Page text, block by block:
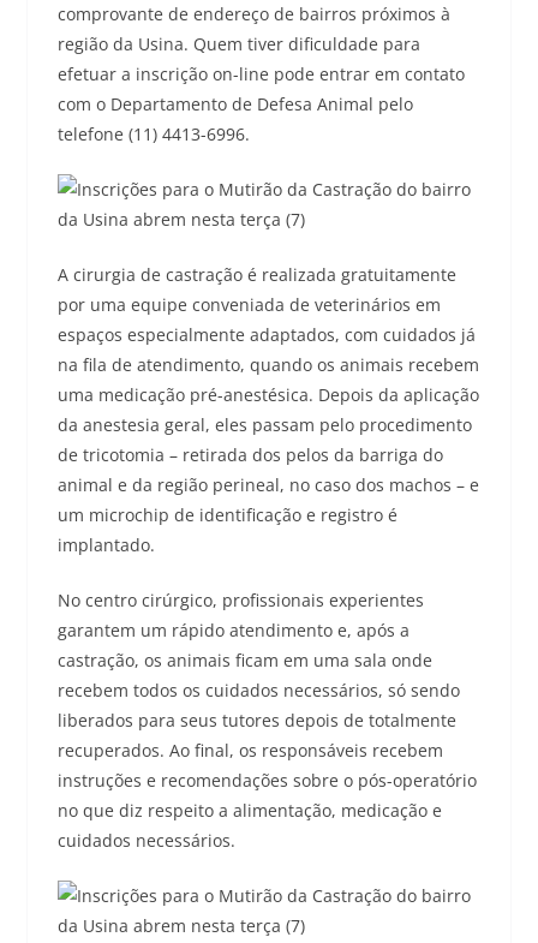
comprovante de endereço de bairros próximos à
região da Usina. Quem tiver dificuldade para
efetuar a inscrição on-line pode entrar em contato
com o Departamento de Defesa Animal pelo
telefone (11) 4413-6996.
A cirurgia de castração é realizada gratuitamente
por uma equipe conveniada de veterinários em
espaços especialmente adaptados, com cuidados já
na fila de atendimento, quando os animais recebem
uma medicação pré-anestésica. Depois da aplicação
da anestesia geral, eles passam pelo procedimento
de tricotomia – retirada dos pelos da barriga do
animal e da região perineal, no caso dos machos – e
um microchip de identificação e registro é
implantado.
No centro cirúrgico, profissionais experientes
garantem um rápido atendimento e, após a
castração, os animais ficam em uma sala onde
recebem todos os cuidados necessários, só sendo
liberados para seus tutores depois de totalmente
recuperados. Ao final, os responsáveis recebem
instruções e recomendações sobre o pós-operatório
no que diz respeito a alimentação, medicação e
cuidados necessários.